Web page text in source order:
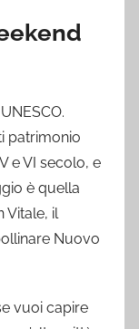
patrimonio
e VI secolo, e
è quella
Vitale, il
Nuovo
vuoi capire